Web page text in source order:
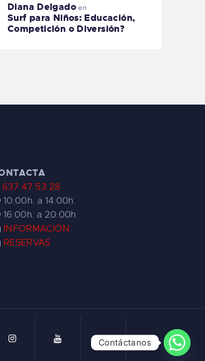
Diana Delgadoen
Surf para Niños: Educación,
Competición o Diversión?
637 47 53 28
10:00h. a 14:00h.
16:00h. a 20:00h.
INFORMACIÓN
RESERVAS
Contáctanos